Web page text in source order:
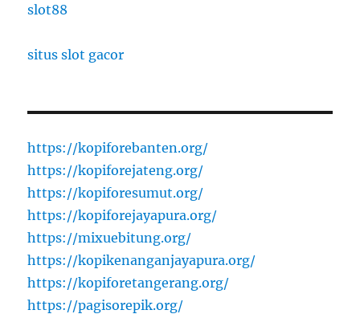
slot88
situs slot gacor
https://kopiforebanten.org/
https://kopiforejateng.org/
https://kopiforesumut.org/
https://kopiforejayapura.org/
https://mixuebitung.org/
https://kopikenanganjayapura.org/
https://kopiforetangerang.org/
https://pagisorepik.org/